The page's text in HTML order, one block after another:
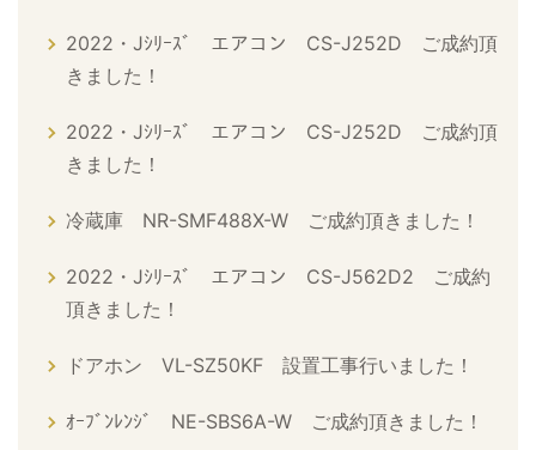
2022・Jｼﾘｰｽﾞ エアコン CS-J252D ご成約頂
きました！
2022・Jｼﾘｰｽﾞ エアコン CS-J252D ご成約頂
きました！
冷蔵庫 NR-SMF488X-W ご成約頂きました！
2022・Jｼﾘｰｽﾞ エアコン CS-J562D2 ご成約
頂きました！
ドアホン VL-SZ50KF 設置工事行いました！
ｵｰﾌﾞﾝﾚﾝｼﾞ NE-SBS6A-W ご成約頂きました！